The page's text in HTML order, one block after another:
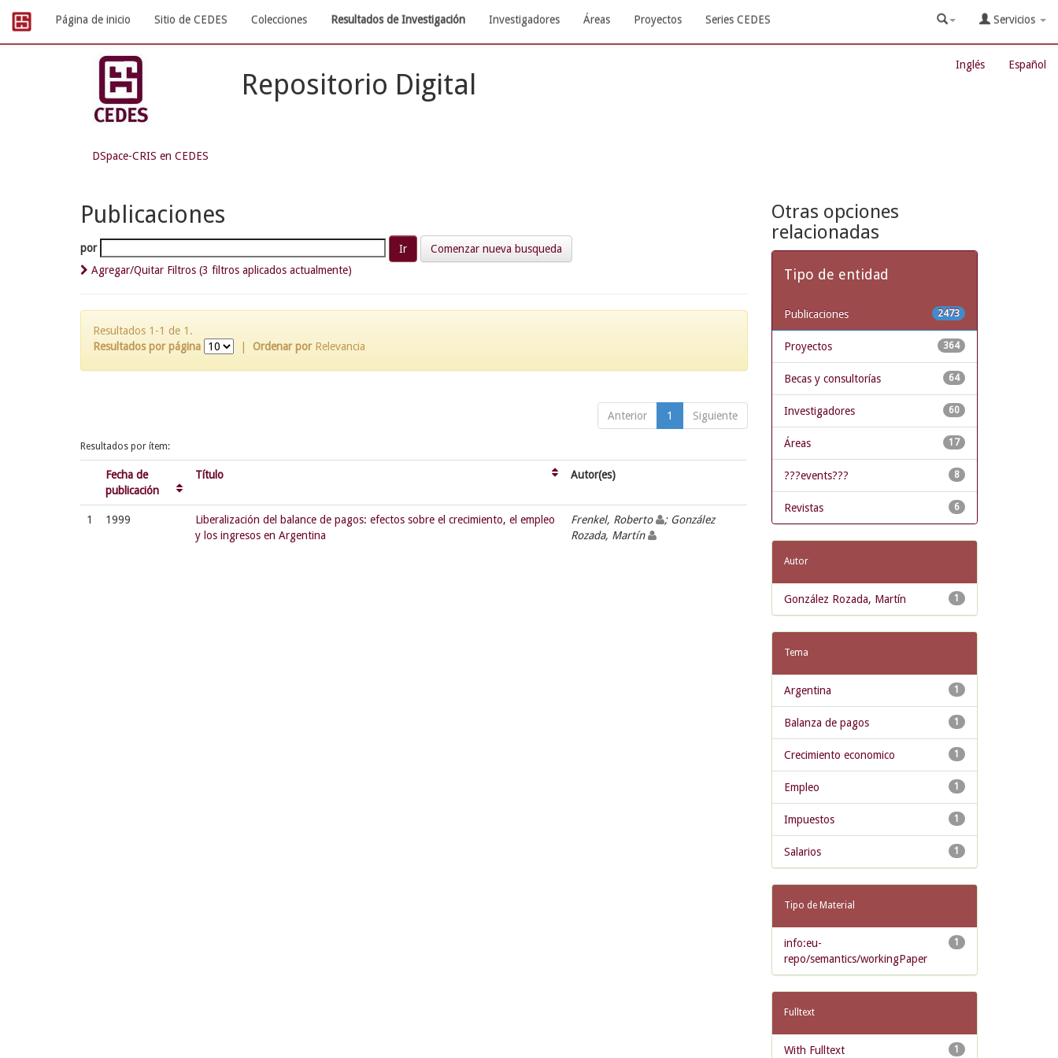
navigation
Página de inicio Sitio de CEDES Colecciones Resultados de Investigación Investigadores Áreas Proyectos Series CEDES Servicios
Inglés Español
Repositorio Digital
DSpace-CRIS en CEDES
Publicaciones
por
Comenzar nueva busqueda
Agregar/Quitar Filtros (3 filtros aplicados actualmente)
Resultados 1-1 de 1.
Resultados por página
Ordenar por Relevancia
Anterior 1 Siguiente
Resultados por ítem:
Fecha de
publicación
Título Autor(es)
1 1999
Liberalización del balance de pagos: efectos sobre el crecimiento, el empleo
y los ingresos en Argentina
Frenkel, Roberto
; González
Rozada, Martín
Otras opciones
relacionadas
Tipo de entidad
2473
Publicaciones
364
Proyectos
64
Becas y consultorías
60
Investigadores
17
Áreas
8
???events???
6
Revistas
Autor
1
González Rozada, Martín
Tema
1
Argentina
1
Balanza de pagos
1
Crecimiento economico
1
Empleo
1
Impuestos
1
Salarios
Tipo de Material
1
info:eu-
repo/semantics/workingPaper
Fulltext
1
With Fulltext